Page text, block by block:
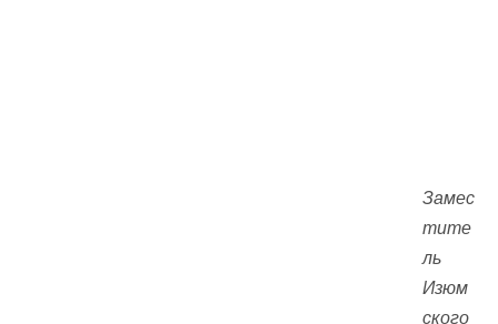
Замес
тите
ль
Изюм
ского